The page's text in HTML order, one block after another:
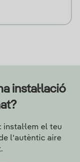
instal·lació
el teu
l'autèntic aire